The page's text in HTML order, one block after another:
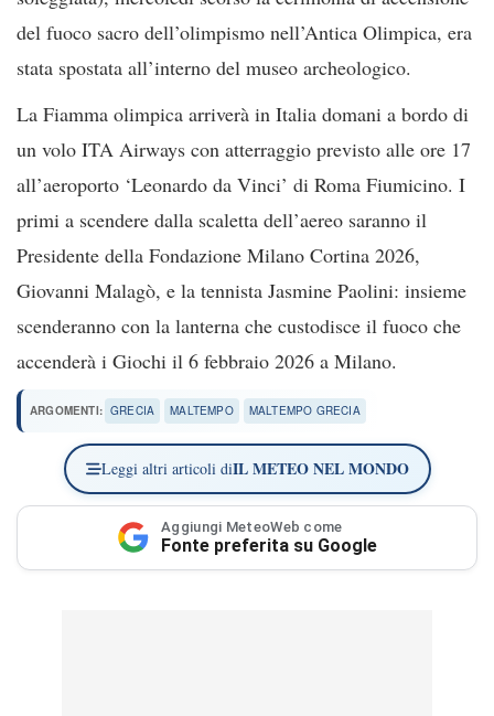
del fuoco sacro dell’olimpismo nell’Antica Olimpica, era
stata spostata all’interno del museo archeologico.
La Fiamma olimpica arriverà in Italia domani a bordo di
un volo ITA Airways con atterraggio previsto alle ore 17
all’aeroporto ‘Leonardo da Vinci’ di Roma Fiumicino. I
primi a scendere dalla scaletta dell’aereo saranno il
Presidente della Fondazione Milano Cortina 2026,
Giovanni Malagò, e la tennista Jasmine Paolini: insieme
scenderanno con la lanterna che custodisce il fuoco che
accenderà i Giochi il 6 febbraio 2026 a Milano.
ARGOMENTI: GRECIA MALTEMPO MALTEMPO GRECIA
Leggi altri articoli diIL METEO NEL MONDO
Aggiungi MeteoWeb come
Fonte preferita su Google